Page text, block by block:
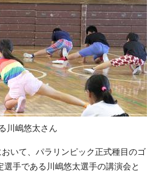
川嶋悠太さん
いて、パラリンピック正式種目のゴ
手である川嶋悠太選手の講演会と